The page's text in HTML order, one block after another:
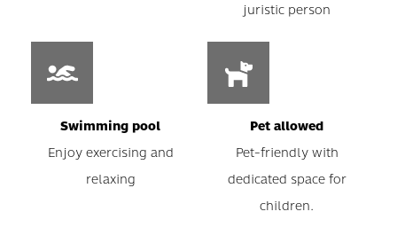
juristic person
Swimming pool
Enjoy exercising and
relaxing
Pet allowed
Pet-friendly with
dedicated space for
children.